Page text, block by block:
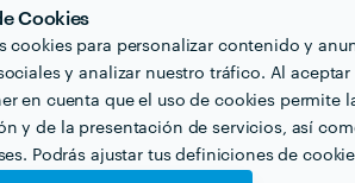
Cookies
cookies para personalizar contenido y
y analizar nuestro tráfico. Al
en cuenta que el uso de cookies permite
y de la presentación de servicios, así
Podrás ajustar tus definiciones de